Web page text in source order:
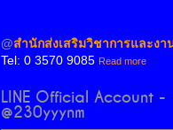
@สำนักส่งเสริมวิชาการและงา
Tel: 0 3570 9085 Read more
LINE Official Account -
@230yyynm